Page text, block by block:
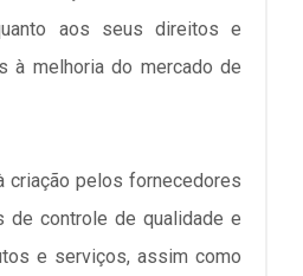
aos seus direitos e
à melhoria do mercado de
pelos fornecedores
de controle de qualidade e
e serviços, assim como